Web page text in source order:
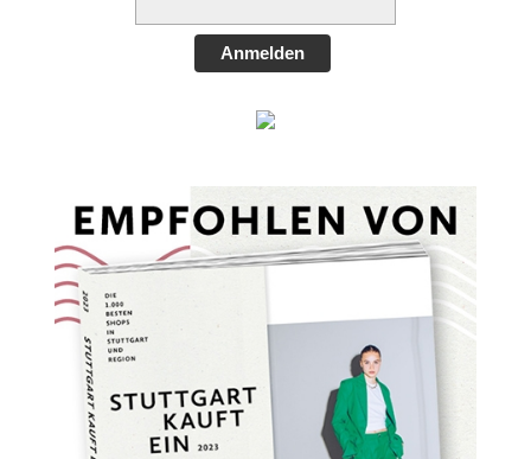
Anmelden